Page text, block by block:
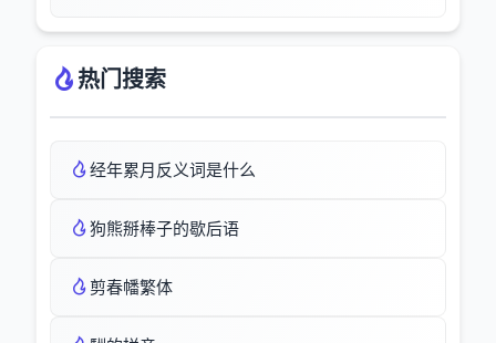
热门搜索
经年累月反义词是什么
狗熊掰棒子的歇后语
剪春幡繁体